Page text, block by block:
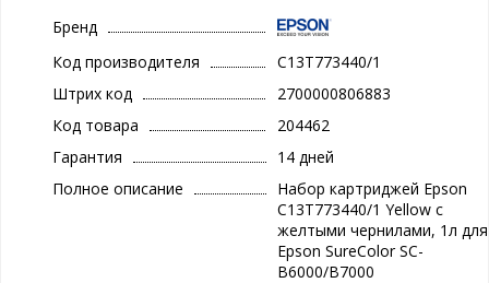
Бренд
Код производителя
C13T773440/1
Штрих код
2700000806883
Код товара
204462
Гарантия
14 дней
Полное описание
Набор картриджей Epson
C13T773440/1 Yellow с
желтыми чернилами, 1л для
Epson SureColor SC-
B6000/B7000